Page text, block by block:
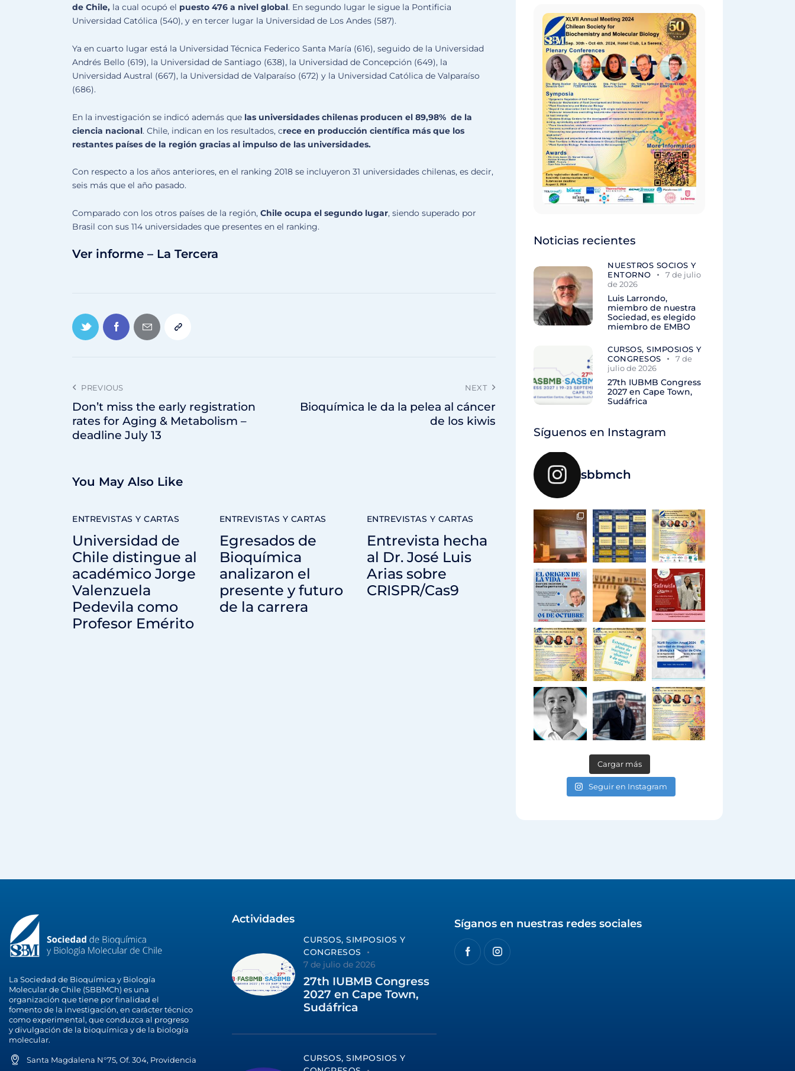
de Chile, la cual ocupó el puesto 476 a nivel global. En segundo lugar le sigue la Pontificia
Universidad Católica (540), y en tercer lugar la Universidad de Los Andes (587).
Ya en cuarto lugar está la Universidad Técnica Federico Santa María (616), seguido de la Universidad
Andrés Bello (619), la Universidad de Santiago (638), la Universidad de Concepción (649), la
Universidad Austral (667), la Universidad de Valparaíso (672) y la Universidad Católica de Valparaíso
(686).
En la investigación se indicó además que las universidades chilenas producen el 89,98% de la
ciencia nacional. Chile, indican en los resultados, crece en producción científica más que los
restantes países de la región gracias al impulso de las universidades.
Con respecto a los años anteriores, en el ranking 2018 se incluyeron 31 universidades chilenas, es decir,
seis más que el año pasado.
Comparado con los otros países de la región, Chile ocupa el segundo lugar, siendo superado por
Brasil con sus 114 universidades que presentes en el ranking.
Ver informe – La Tercera
PREVIOUS
Don’t miss the early registration
rates for Aging & Metabolism –
deadline July 13
NEXT
Bioquímica le da la pelea al cáncer
de los kiwis
You May Also Like
ENTREVISTAS Y CARTAS
Universidad de
Chile distingue al
académico Jorge
Valenzuela
Pedevila como
Profesor Emérito
ENTREVISTAS Y CARTAS
Egresados de
Bioquímica
analizaron el
presente y futuro
de la carrera
ENTREVISTAS Y CARTAS
Entrevista hecha
al Dr. José Luis
Arias sobre
CRISPR/Cas9
Noticias recientes
NUESTROS SOCIOS Y
ENTORNO
7 de julio
de 2026
Luis Larrondo,
miembro de nuestra
Sociedad, es elegido
miembro de EMBO
CURSOS, SIMPOSIOS Y
CONGRESOS
7 de
julio de 2026
27th IUBMB Congress
2027 en Cape Town,
Sudáfrica
Síguenos en Instagram
sbbmch
Cargar más
Seguir en Instagram
La Sociedad de Bioquímica y Biología
Molecular de Chile (SBBMCh) es una
organización que tiene por finalidad el
fomento de la investigación, en carácter técnico
como experimental, que conduzca al progreso
y divulgación de la bioquímica y de la biología
molecular.
Santa Magdalena N°75, Of. 304, Providencia
Actividades
CURSOS, SIMPOSIOS Y
CONGRESOS
7 de julio de 2026
27th IUBMB Congress
2027 en Cape Town,
Sudáfrica
CURSOS, SIMPOSIOS Y
Síganos en nuestras redes sociales